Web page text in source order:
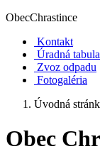
ObecChrastince
Kontakt
Úradná tabula
Zvoz odpadu
Fotogaléria
Úvodná
Obec